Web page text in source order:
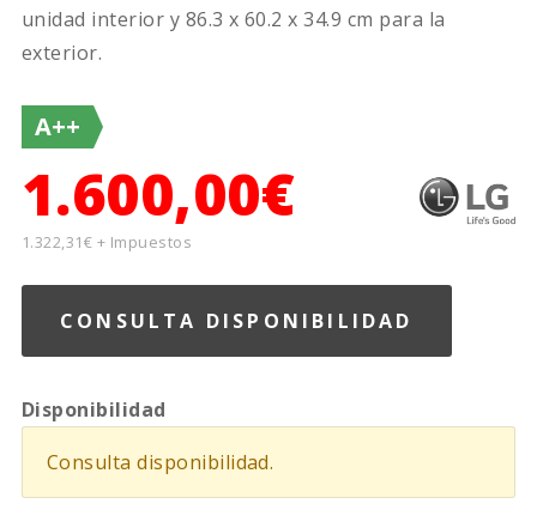
unidad interior y 86.3 x 60.2 x 34.9 cm para la
exterior.
A++
1.600,00€
1.322,31€ + Impuestos
CONSULTA DISPONIBILIDAD
Disponibilidad
Consulta disponibilidad.